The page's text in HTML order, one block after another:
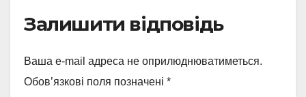
Залишити відповідь
Ваша e-mail адреса не оприлюднюватиметься.
Обов’язкові поля позначені *